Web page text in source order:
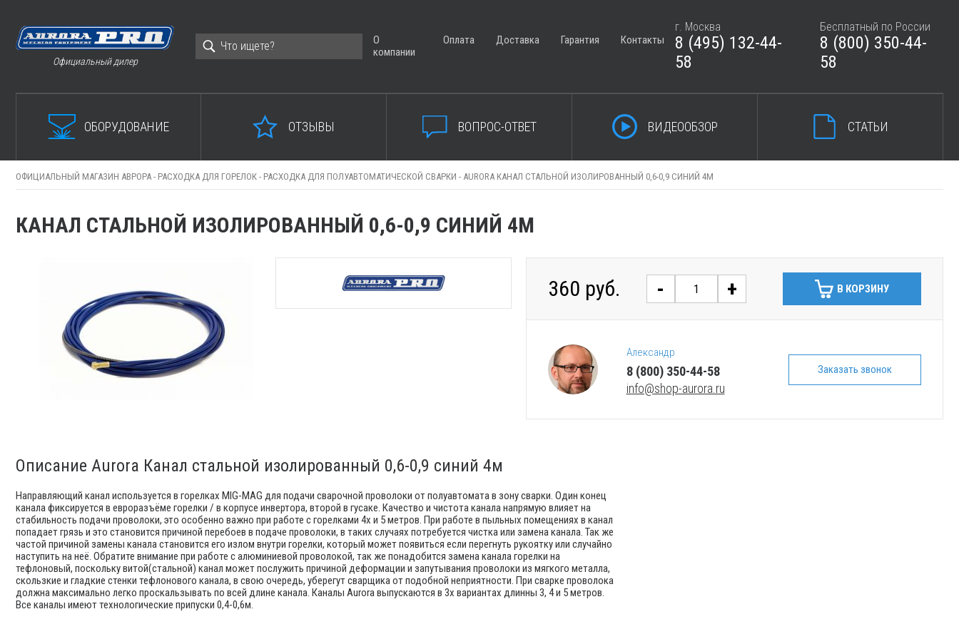
Официальный дилер
О
компании
Оплата Доставка Гарантия Контакты
г. Москва
8 (495) 132-44-
58
Бесплатный по России
8 (800) 350-44-
58
ОБОРУДОВАНИЕ ОТЗЫВЫ ВОПРОС-ОТВЕТ ВИДЕООБЗОР СТАТЬИ
ОФИЦИАЛЬНЫЙ МАГАЗИН АВРОРА - РАСХОДКА ДЛЯ ГОРЕЛОК - РАСХОДКА ДЛЯ ПОЛУАВТОМАТИЧЕСКОЙ СВАРКИ - AURORA КАНАЛ СТАЛЬНОЙ ИЗОЛИРОВАННЫЙ 0,6-0,9 СИНИЙ 4М
КАНАЛ СТАЛЬНОЙ ИЗОЛИРОВАННЫЙ 0,6-0,9 СИНИЙ 4М
360 руб. - + В КОРЗИНУ
Александр
8 (800) 350-44-58
info@shop-aurora.ru
Заказать звонок
Описание Aurora Канал стальной изолированный 0,6-0,9 синий 4м
Направляющий канал используется в горелках MIG-MAG для подачи сварочной проволоки от полуавтомата в зону сварки. Один конец
канала фиксируется в евроразъёме горелки / в корпусе инвертора, второй в гусаке. Качество и чистота канала напрямую влияет на
стабильность подачи проволоки, это особенно важно при работе с горелками 4х и 5 метров. При работе в пыльных помещениях в канал
попадает грязь и это становится причиной перебоев в подаче проволоки, в таких случаях потребуется чистка или замена канала. Так же
частой причиной замены канала становится его излом внутри горелки, который может появиться если перегнуть рукоятку или случайно
наступить на неё. Обратите внимание при работе с алюминиевой проволокой, так же понадобится замена канала горелки на
тефлоновый, поскольку витой(стальной) канал может послужить причиной деформации и запутывания проволоки из мягкого металла,
скользкие и гладкие стенки тефлонового канала, в свою очередь, уберегут сварщика от подобной неприятности. При сварке проволока
должна максимально легко проскальзывать по всей длине канала. Каналы Aurora выпускаются в 3х вариантах длинны 3, 4 и 5 метров.
Все каналы имеют технологические припуски 0,4-0,6м.
ЗАКРЫТЬ КОРЗИНУ